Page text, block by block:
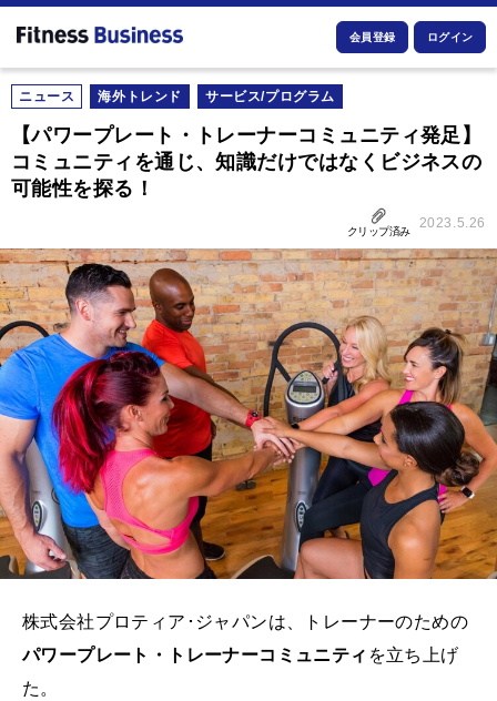
会員登録 ログイン
ニュース 海外トレンド サービス/プログラム
【パワープレート・トレーナーコミュニティ発足】
コミュニティを通じ、知識だけではなくビジネスの
可能性を探る！
クリップ済み
2023.5.26
株式会社プロティア･ジャパンは、トレーナーのための
パワープレート・トレーナーコミュニティ を立ち上げ
た。